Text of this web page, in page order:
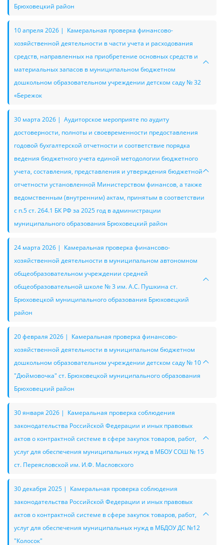
Брюховецкий район
10 апреля 2026 | Камеральная проверка финансово-
хозяйственной деятельности в части учета и расходования
средств, направленных на приобретение основных средств и
материальных запасов в муниципальном бюджетном
дошкольном образовательном учреждении детском саду № 32
«Бережок
30 марта 2026 | Аудиторское мероприяте по аудиту
достоверности, полноты и своевременности предоставления
годовой бухгалтерской отчетности и соответствие порядка
ведения бюджетного учета единой методологии бюджетного
учета, составления, представления и утверждения бюджетной
отчетности установленной Министерством финансов, а также
ведомственным (внутренним) актам, принятым в соответствии
с п.5 ст. 264.1 БК РФ за 2025 год в администрации
муниципального образования Брюховецкий район
24 марта 2026 | Камеральная проверка финансово-
хозяйственной деятельности в муниципальном автономном
общеобразовательном учреждении средней
общеобразовательной школе № 3 им. А.С. Пушкина ст.
Брюховецкой муниципального образования Брюховецкий
район
20 февраля 2026 | Камеральная проверка финансово-
хозяйственной деятельности в муниципальном бюджетном
дошкольном образовательном учреждении детском саду № 10
"Дюймовочка" ст. Брюховецкой муниципального образования
Брюховецкий район
30 января 2026 | Камеральная проверка соблюдения
законодательства Российской Федерации и иных правовых
актов о контрактной системе в сфере закупок товаров, работ,
услуг для обеспечения муниципальных нужд в МБОУ СОШ № 15
ст. Переясловской им. И.Ф. Масловского
30 декабря 2025 | Камеральная проверка соблюдения
законодательства Российской Федерации и иных правовых
актов о контрактной системе в сфере закупок товаров, работ,
услуг для обеспечения муниципальных нужд в МБДОУ ДС №12
"Колосок"